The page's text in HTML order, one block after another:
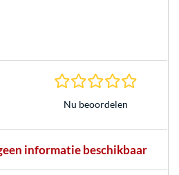
Nu beoordelen
informatie beschikbaar